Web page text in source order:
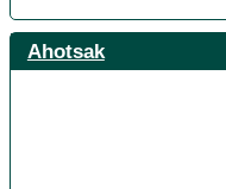
Ahotsak